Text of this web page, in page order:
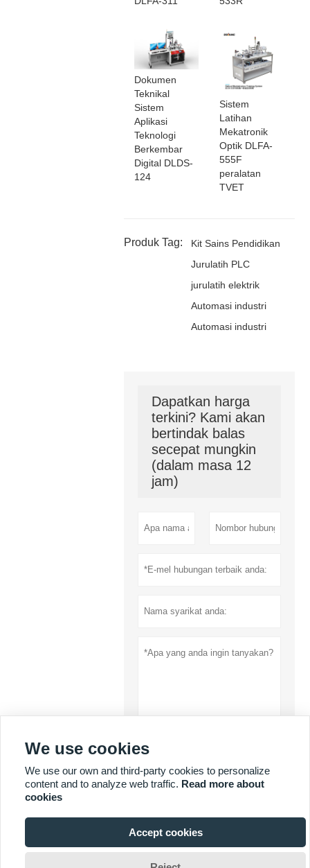

Dokumen
Teknikal
Sistem
Aplikasi
Teknologi
Berkembar
Digital DLDS-
124
Sistem
Latihan
Mekatronik
Optik DLFA-
555F
peralatan
TVET
Produk Tag:
Kit Sains Pendidikan
Jurulatih PLC
jurulatih elektrik
Automasi industri
Automasi industri
Dapatkan harga
terkini? Kami akan
bertindak balas
secepat mungkin
(dalam masa 12
jam)
Dasar privasi
We use cookies
We use our own and third-party cookies to personalize
content and to analyze web traffic. Read more about
cookies
Accept cookies